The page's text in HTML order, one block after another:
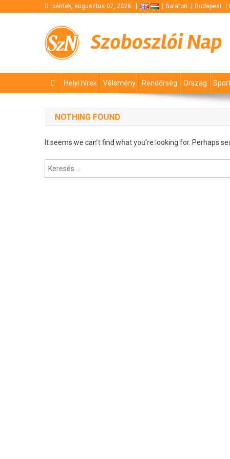
péntek, augusztus 07, 2026 Balaton Budapest
Szoboszlói Nap
Helyi hírek Vélemény Rendőrség Ország
NOTHING FOUND
It seems we can’t find what you’re looking for. Perhaps
Keresés: